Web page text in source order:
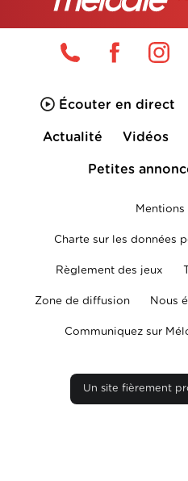
Écouter en direct
Actualité Vidéos
Petites
Mentions
Charte sur les données
Règlement des jeux
Zone de diffusion Nous
Communiquez sur
Un site fièrement